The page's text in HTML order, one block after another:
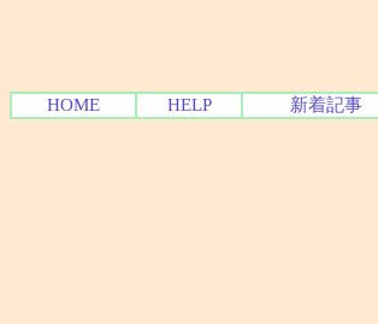
HOME HELP 新着記事